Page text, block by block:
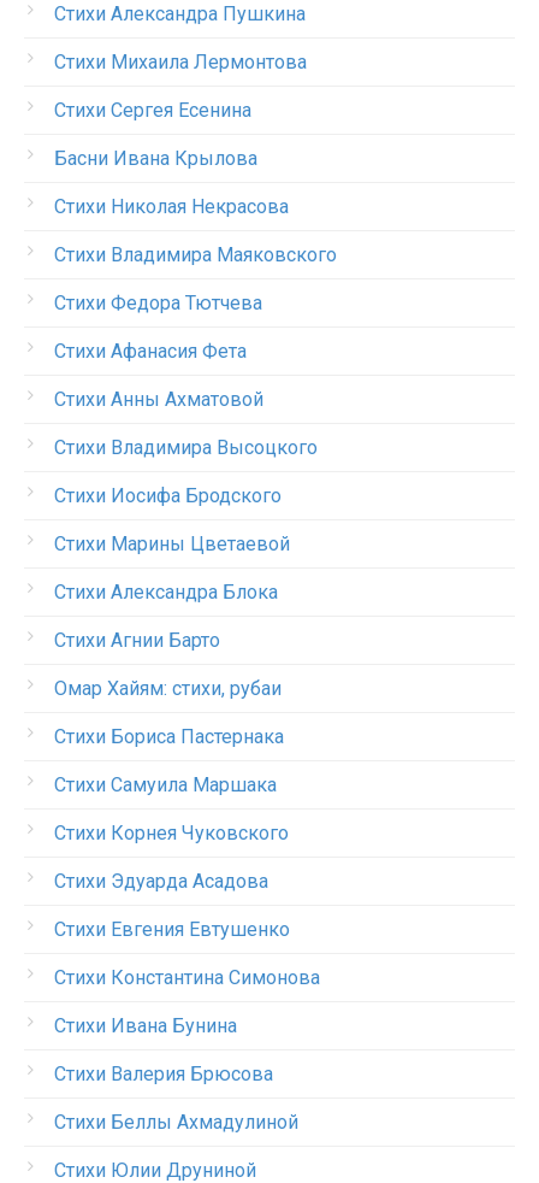
Стихи Александра Пушкина
Стихи Михаила Лермонтова
Стихи Сергея Есенина
Басни Ивана Крылова
Стихи Николая Некрасова
Стихи Владимира Маяковского
Стихи Федора Тютчева
Стихи Афанасия Фета
Стихи Анны Ахматовой
Стихи Владимира Высоцкого
Стихи Иосифа Бродского
Стихи Марины Цветаевой
Стихи Александра Блока
Стихи Агнии Барто
Омар Хайям: стихи, рубаи
Стихи Бориса Пастернака
Стихи Самуила Маршака
Стихи Корнея Чуковского
Стихи Эдуарда Асадова
Стихи Евгения Евтушенко
Стихи Константина Симонова
Стихи Ивана Бунина
Стихи Валерия Брюсова
Стихи Беллы Ахмадулиной
Стихи Юлии Друниной